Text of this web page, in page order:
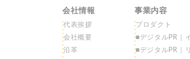
会社情報
代表挨拶
会社概要
沿革
事業内容
プロダクト
■デジタルPR｜
■デジタルPR｜